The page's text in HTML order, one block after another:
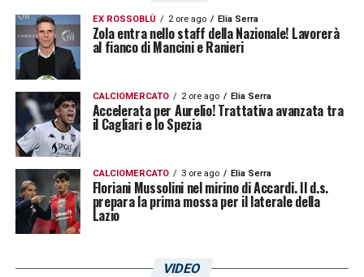
Sassuolo-Catanzaro
Pisa-Cesena
Spezia/Cremonese-Palermo
Empoli-Reggiana
Venezia-Mantova
Monza-Brescia/Frosinone
Spezia/Cremonese-
Frosinone/Salernitana/Sampdoria
EX ROSSOBLÙ 2 ore ago Elia Serra
Zola entra nello staff della Nazionale! Lavorerà
al fianco di Mancini e Ranieri
CALCIOMERCATO 2 ore ago Elia Serra
Accelerata per Aurelio! Trattativa avanzata tra
il Cagliari e lo Spezia
CALCIOMERCATO 3 ore ago Elia Serra
Floriani Mussolini nel mirino di Accardi. Il d.s.
prepara la prima mossa per il laterale della
Lazio
VIDEO